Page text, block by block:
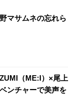
マサムネの忘れら
（ME:I）×尾上
ンチャーで美声を